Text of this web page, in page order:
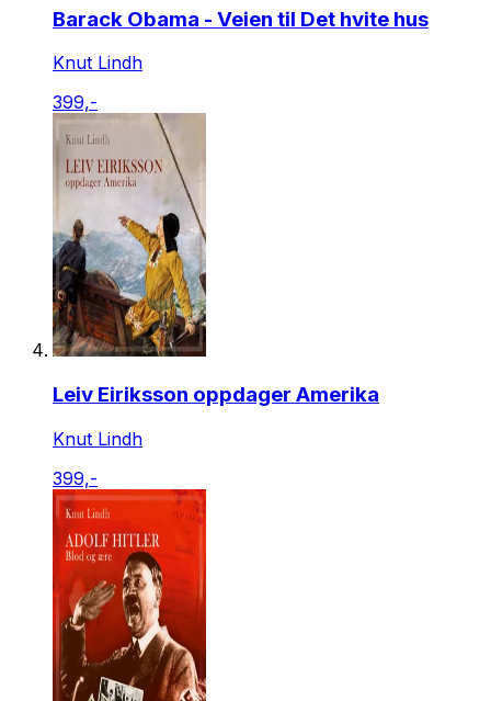
Barack Obama - Veien til Det hvite hus
Knut Lindh
399,-
Leiv Eiriksson oppdager Amerika
Knut Lindh
399,-